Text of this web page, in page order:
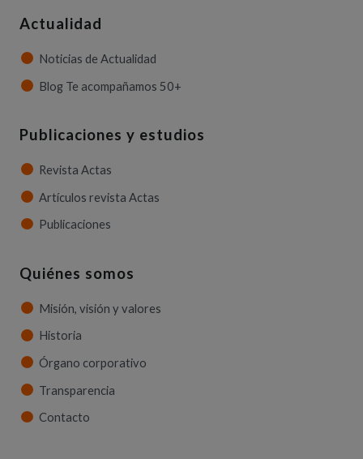
Actualidad
Noticias de Actualidad
Blog Te acompañamos 50+
Publicaciones y estudios
Revista Actas
Artículos revista Actas
Publicaciones
Quiénes somos
Misión, visión y valores
Historia
Órgano corporativo
Transparencia
Contacto